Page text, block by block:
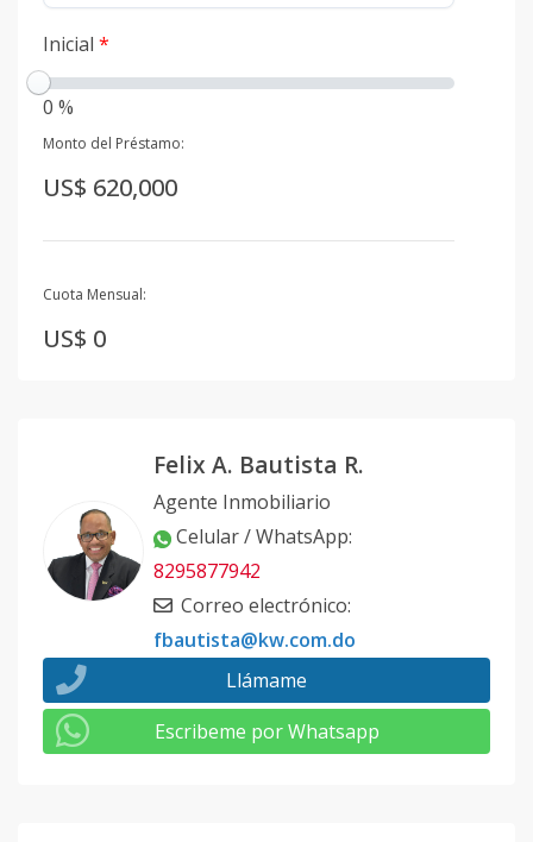
Inicial *
0 %
Monto del Préstamo:
US$ 620,000
Cuota Mensual:
US$ 0
Felix A. Bautista R.
Agente Inmobiliario
Celular / WhatsApp:
8295877942
Correo electrónico:
fbautista@kw.com.do
Llámame
Escribeme por Whatsapp